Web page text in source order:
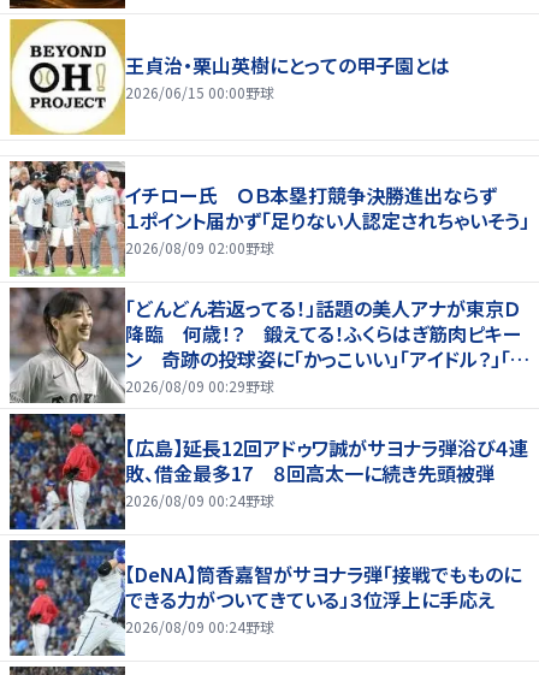
王貞治・栗山英樹にとっての甲子園とは
2026/06/15 00:00野球
イチロー氏 ＯＢ本塁打競争決勝進出ならず
１ポイント届かず「足りない人認定されちゃいそう」
2026/08/09 02:00野球
「どんどん若返ってる！」話題の美人アナが東京Ｄ
降臨 何歳！？ 鍛えてる！ふくらはぎ筋肉ピキー
ン 奇跡の投球姿に「かっこいい」「アイドル？」「女
神」
2026/08/09 00:29野球
【広島】延長12回アドゥワ誠がサヨナラ弾浴び４連
敗、借金最多17 ８回高太一に続き先頭被弾
2026/08/09 00:24野球
【DeNA】筒香嘉智がサヨナラ弾「接戦でもものに
できる力がついてきている」３位浮上に手応え
2026/08/09 00:24野球